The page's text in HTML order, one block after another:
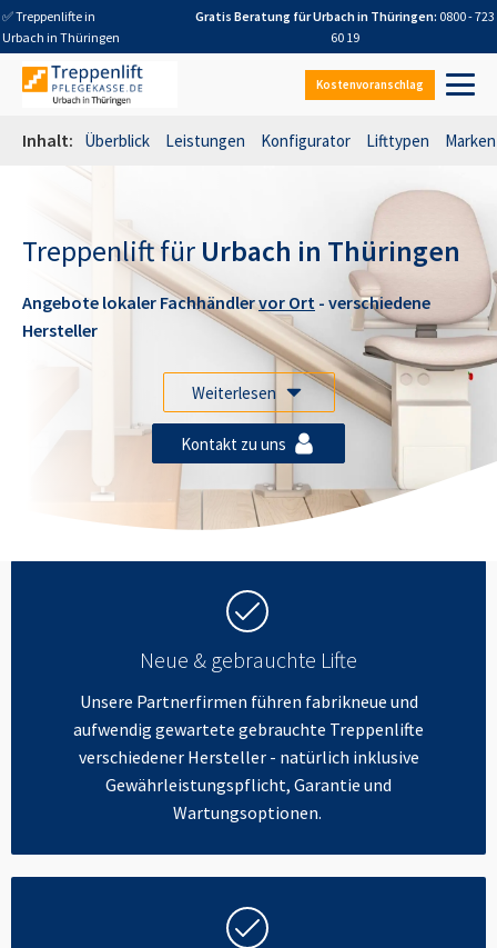
✅ Treppenlifte in
Urbach in Thüringen
Gratis Beratung fürUrbach in Thüringen: 0800 - 723
60 19
Kostenvoranschlag
Inhalt: Überblick Leistungen Konfigurator Lifttypen Marken
Treppenlift für Urbach in Thüringen
Angebote lokaler Fachhändlervor Ort - verschiedene
Hersteller
Weiterlesen
Kontakt zu uns
Neue & gebrauchte Lifte
Unsere Partnerfirmen führen fabrikneue und
aufwendig gewartete gebrauchte Treppenlifte
verschiedener Hersteller - natürlich inklusive
Gewährleistungspflicht, Garantie und
Wartungsoptionen.